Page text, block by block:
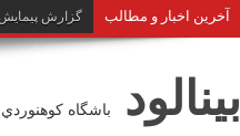
آخرين اخبار و مطالب گزارش پیمایش
بينالود باشگاه كوهنوردي